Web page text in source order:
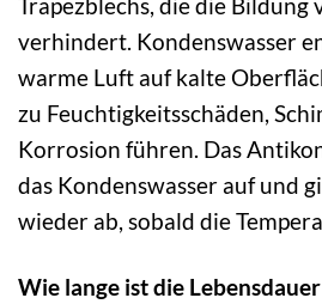
verhindert. Kondenswasser
warme Luft auf kalte
zu Feuchtigkeitsschäden,
Korrosion führen. Das
das Kondenswasser auf und
wieder ab, sobald die
Wie lange ist die